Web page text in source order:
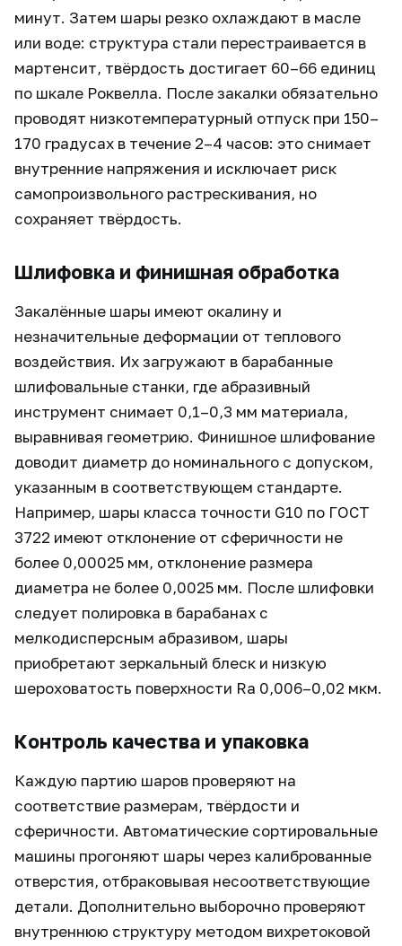
минут. Затем шары резко охлаждают в масле
или воде: структура стали перестраивается в
мартенсит, твёрдость достигает 60–66 единиц
по шкале Роквелла. После закалки обязательно
проводят низкотемпературный отпуск при 150–
170 градусах в течение 2–4 часов: это снимает
внутренние напряжения и исключает риск
самопроизвольного растрескивания, но
сохраняет твёрдость.
Шлифовка и финишная обработка
Закалённые шары имеют окалину и
незначительные деформации от теплового
воздействия. Их загружают в барабанные
шлифовальные станки, где абразивный
инструмент снимает 0,1–0,3 мм материала,
выравнивая геометрию. Финишное шлифование
доводит диаметр до номинального с допуском,
указанным в соответствующем стандарте.
Например, шары класса точности G10 по ГОСТ
3722 имеют отклонение от сферичности не
более 0,00025 мм, отклонение размера
диаметра не более 0,0025 мм. После шлифовки
следует полировка в барабанах с
мелкодисперсным абразивом, шары
приобретают зеркальный блеск и низкую
шероховатость поверхности Ra 0,006–0,02 мкм.
Контроль качества и упаковка
Каждую партию шаров проверяют на
соответствие размерам, твёрдости и
сферичности. Автоматические сортировальные
машины прогоняют шары через калиброванные
отверстия, отбраковывая несоответствующие
детали. Дополнительно выборочно проверяют
внутреннюю структуру методом вихретоковой